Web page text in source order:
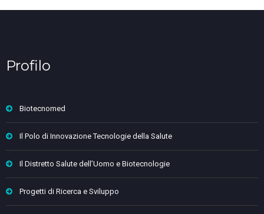
Profilo
Biotecnomed
Il Polo di Innovazione Tecnologie della Salute
Il Distretto Salute dell’Uomo e Biotecnologie
Progetti di Ricerca e Sviluppo